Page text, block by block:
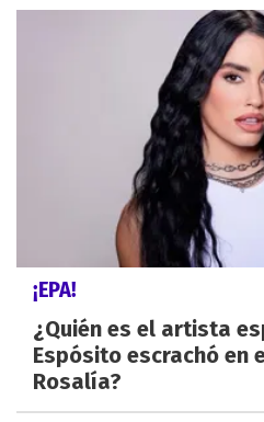
¡EPA!
¿Quién es el artista
Espósito escrachó en
Rosalía?